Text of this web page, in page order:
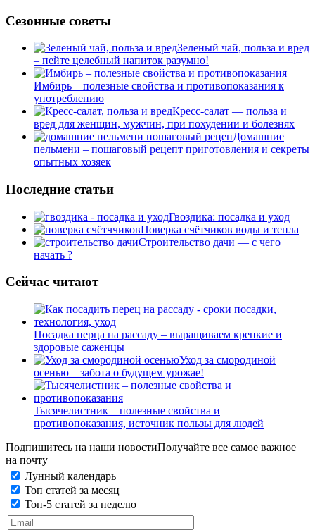
Сезонные советы
Зеленый чай, польза и вред
– пейте целебный напиток разумно!
Имбирь – полезные свойства и противопоказания к
употреблению
Кресс-салат — польза и
вред для женщин, мужчин, при похудении и болезнях
Домашние
пельмени – пошаговый рецепт приготовления и секреты
опытных хозяек
Последние статьи
Гвоздика: посадка и уход
Поверка счётчиков воды и тепла
Строительство дачи — с чего
начать ?
Сейчас читают
Посадка перца на рассаду – выращиваем крепкие и
здоровые саженцы
Уход за смородиной
осенью – забота о будущем урожае!
Тысячелистник – полезные свойства и
противопоказания, источник пользы для людей
Подпишитесь на наши новостиПолучайте все самое важное
на почту
Лунный календарь
Топ статей за месяц
Топ-5 статей за неделю